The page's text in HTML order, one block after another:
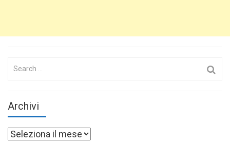
Search
Archivi
Archivi